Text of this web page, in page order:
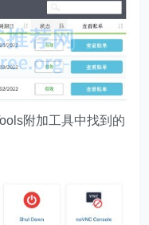
附加工具中找到的